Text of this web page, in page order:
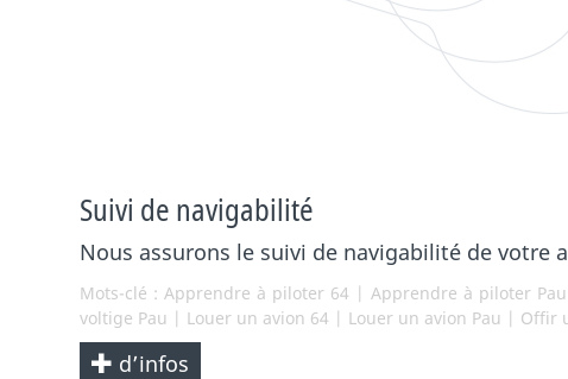
Suivi de navigabilité
Nous assurons le suivi de navigabilité de votre
Mots-clé :Apprendre à piloter 64 |Apprendre à piloter Pau
voltige Pau | Louer un avion 64 | Louer un avion Pau | Offir
d’infos